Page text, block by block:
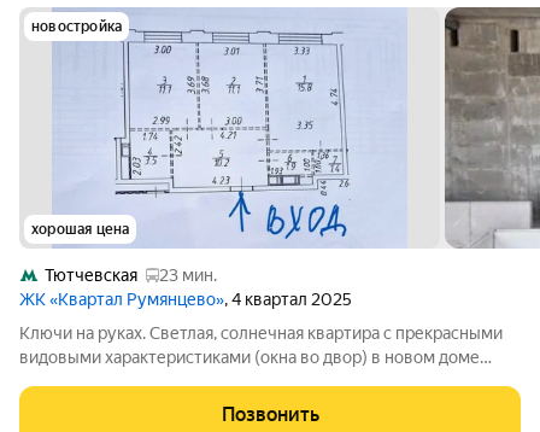
новостройка
хорошая цена
Тютчевская
23 мин.
ЖК «Квартал Румянцево», 4 квартал 2025
Ключи на руках. Светлая, солнечная квартира с прекрасными
видовыми характеристиками (окна во двор) в новом доме
качественный ремонт с вашим уникальным дизайном.
Позвонить